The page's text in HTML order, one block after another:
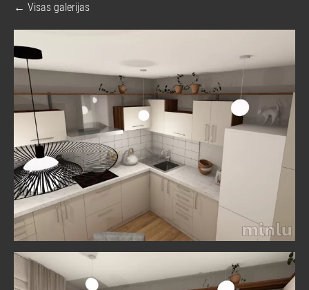
Visas galerijas